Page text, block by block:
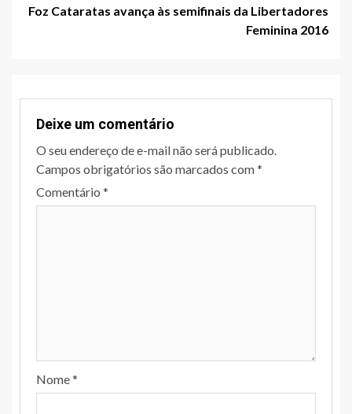
Foz Cataratas avança às semifinais da Libertadores
Feminina 2016
Deixe um comentário
O seu endereço de e-mail não será publicado.
Campos obrigatórios são marcados com*
Comentário *
Nome*